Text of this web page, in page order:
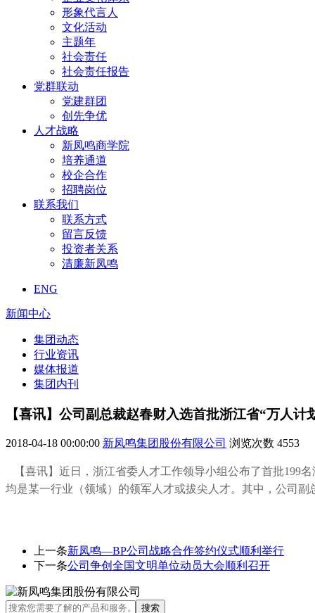
形象代言人
文化活动
主题年
社会责任
社会责任报告
党群联动
党建群团
创先争优
人才战略
新凤鸣商学院
培养通道
校企合作
招聘岗位
联系我们
联系方式
留言反馈
投资者关系
清廉新凤鸣
ENG
新闻中心
集团动态
行业资讯
媒体报道
集团内刊
【喜讯】公司副总裁赵春财入选首批浙江省“万人计
2018-04-18 00:00:00 新凤鸣集团股份有限公司 浏览次数 4553
【喜讯】近日， 浙江省委人才工作领导小组公布了首批199
均是某一行业（领域）的领军人才或拔尖人才。 其中，公司副
上一条新凤鸣—BP公司战略合作签约仪式顺利举行
下一条公司争创全国文明单位动员大会顺利召开